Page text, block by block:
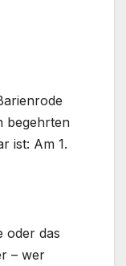
begehrten
ist: Am 1.
oder das
– wer